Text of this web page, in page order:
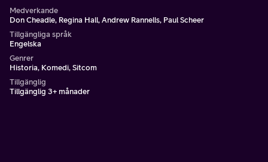
Medverkande
Don Cheadle, Regina Hall, Andrew Rannells, Paul Scheer
Tillgängliga språk
Engelska
Genrer
Historia, Komedi, Sitcom
Tillgänglig
Tillgänglig 3+ månader